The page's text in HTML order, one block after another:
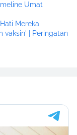
Umat
Mereka
vaksin' | Peringatan